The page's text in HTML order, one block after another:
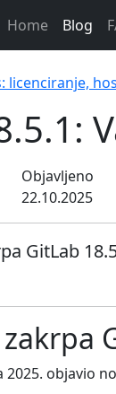
Home Blog
licenciranje,
Objavljeno
22.10.2025
GitLab
2025. objavio